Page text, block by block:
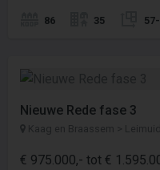
86 35
Nieuwe Rede fase 3
Kaag en Braassem >
€ 975.000,- tot €